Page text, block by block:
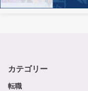
カテゴリー
転職